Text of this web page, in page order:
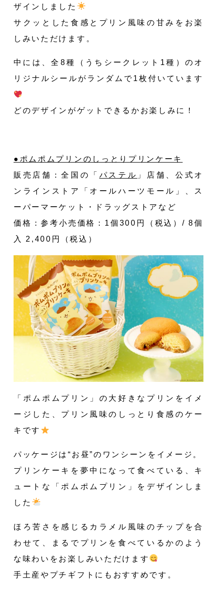
Recruit Company Contact
ザインしました
サクッとした食感とプリン風味の甘みをお楽
しみいただけます。
中には、全8種（うちシークレット1種）のオ
リジナルシールがランダムで1枚付いています
どのデザインがゲットできるかお楽しみに！
●ポムポムプリンのしっとりプリンケーキ
販売店舗：全国の
「 パステル 」
店舗、公式オ
ンラインストア「 オールハーツモール 」、ス
ーパーマーケット・ドラッグストアなど
価格：参考小売価格：1個300円（税込）/ 8個
入 2,400円（税込）
「ポムポムプリン」の大好きなプリンをイメ
ージした、プリン風味のしっとり食感のケー
キです
パッケージは“お昼”のワンシーンをイメージ。
プリンケーキを夢中になって食べている、キ
ュートな「ポムポムプリン」をデザインしま
した
ほろ苦さを感じるカラメル風味のチップを合
わせて、まるでプリンを食べているかのよう
な味わいをお楽しみいただけます
手土産やプチギフトにもおすすめです。